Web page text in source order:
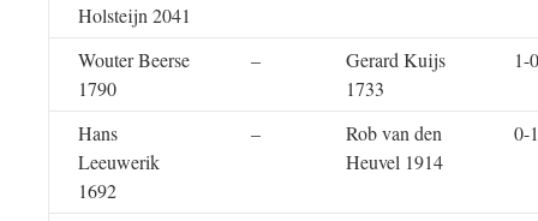
Holsteijn 2041
Wouter Beerse
1790
–
Gerard Kuijs
1733
1-0
Hans
Leeuwerik
1692
–
Rob van den
Heuvel 1914
0-1